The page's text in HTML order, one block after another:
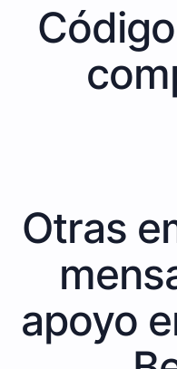
Otras
apoyo